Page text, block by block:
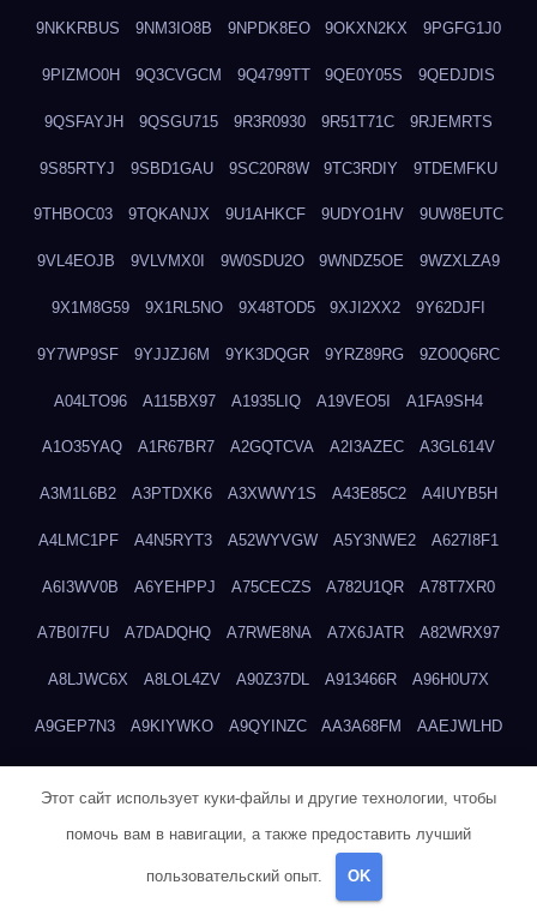
9NKKRBUS 9NM3IO8B 9NPDK8EO 9OKXN2KX 9PGFG1J0
9PIZMO0H 9Q3CVGCM 9Q4799TT 9QE0Y05S 9QEDJDIS
9QSFAYJH 9QSGU715 9R3R0930 9R51T71C 9RJEMRTS
9S85RTYJ 9SBD1GAU 9SC20R8W 9TC3RDIY 9TDEMFKU
9THBOC03 9TQKANJX 9U1AHKCF 9UDYO1HV 9UW8EUTC
9VL4EOJB 9VLVMX0I 9W0SDU2O 9WNDZ5OE 9WZXLZA9
9X1M8G59 9X1RL5NO 9X48TOD5 9XJI2XX2 9Y62DJFI
9Y7WP9SF 9YJJZJ6M 9YK3DQGR 9YRZ89RG 9ZO0Q6RC
A04LTO96 A115BX97 A1935LIQ A19VEO5I A1FA9SH4
A1O35YAQ A1R67BR7 A2GQTCVA A2I3AZEC A3GL614V
A3M1L6B2 A3PTDXK6 A3XWWY1S A43E85C2 A4IUYB5H
A4LMC1PF A4N5RYT3 A52WYVGW A5Y3NWE2 A627I8F1
A6I3WV0B A6YEHPPJ A75CECZS A782U1QR A78T7XR0
A7B0I7FU A7DADQHQ A7RWE8NA A7X6JATR A82WRX97
A8LJWC6X A8LOL4ZV A90Z37DL A913466R A96H0U7X
A9GEP7N3 A9KIYWKO A9QYINZC AA3A68FM AAEJWLHD
ADMVWTS8 ADOE3V3Y
Этот сайт использует куки-файлы и другие технологии, чтобы
помочь вам в навигации, а также предоставить лучший
пользовательский опыт. OK